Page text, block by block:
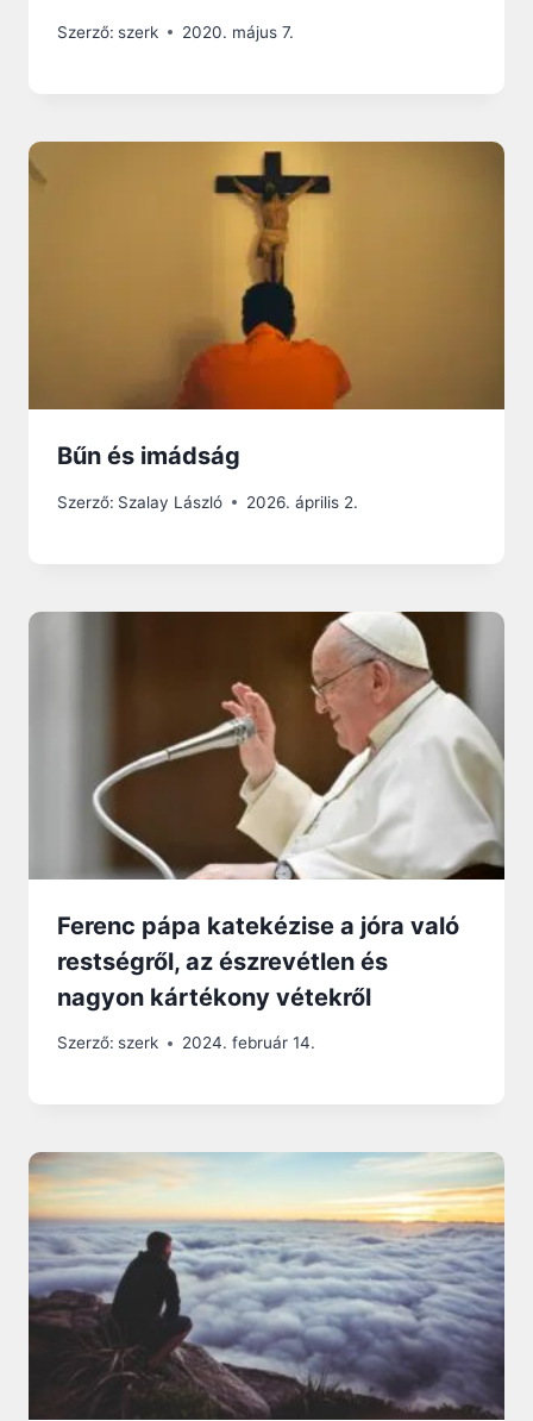
Szerző: szerk 2020. május 7.
Bűn és imádság
Szerző: Szalay László 2026. április 2.
Ferenc pápa katekézise a jóra való
restségről, az észrevétlen és
nagyon kártékony vétekről
Szerző: szerk 2024. február 14.